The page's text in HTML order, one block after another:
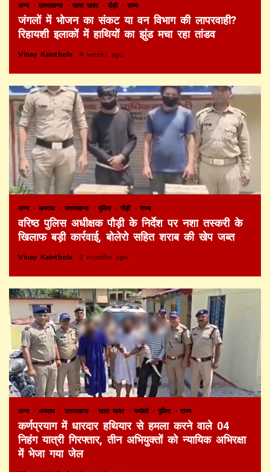
अन्य उत्तराखण्ड खास खबर पौड़ी राज्य
जंगलों में भोजन का संकट या वन विभाग की लापरवाही?
रिहायशी इलाकों में हाथियों का झुंड मचा रहा तांडव
Vinay Kainthola 4 weeks ago
अन्य अपराध उत्तराखण्ड पुलिस पौड़ी राज्य
वरिष्ठ पुलिस अधीक्षक पौड़ी के निर्देश पर नशा तस्करी के
खिलाफ बड़ी कार्रवाई, बोलेरो सहित शराब की खेप जब्त
Vinay Kainthola 2 months ago
अन्य अपराध उत्तराखण्ड खास खबर चमोली पुलिस राज्य
कर्णप्रयाग में धारदार हथियार से हमला करने वाले 04
निहंग यात्री गिरफ्तार, तीन अभियुक्तों को न्यायिक अभिरक्षा
में भेजा गया जेल